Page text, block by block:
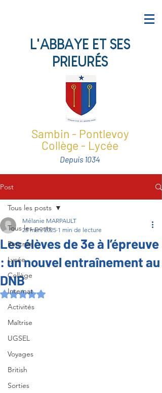
L'ABBAYE ET SES
PRIEURÉS
Sambin - Pontlevoy
Collège - Lycée
Depuis 1034
Post
Tous les posts
Rentrée
Lycée
Collège
Internat
Activités
Maîtrise
UGSEL
Voyages
British
Sorties
Tous les posts
Les élèves de 3e à l’épreuve
: un nouvel entraînement au
DNB
Mélanie MARPAULT
28 mars 2025 1 min de lecture
Noté NaN étoiles sur 5.